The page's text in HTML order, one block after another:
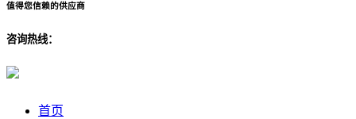
值得您信赖的供应商
咨询热线：
首页